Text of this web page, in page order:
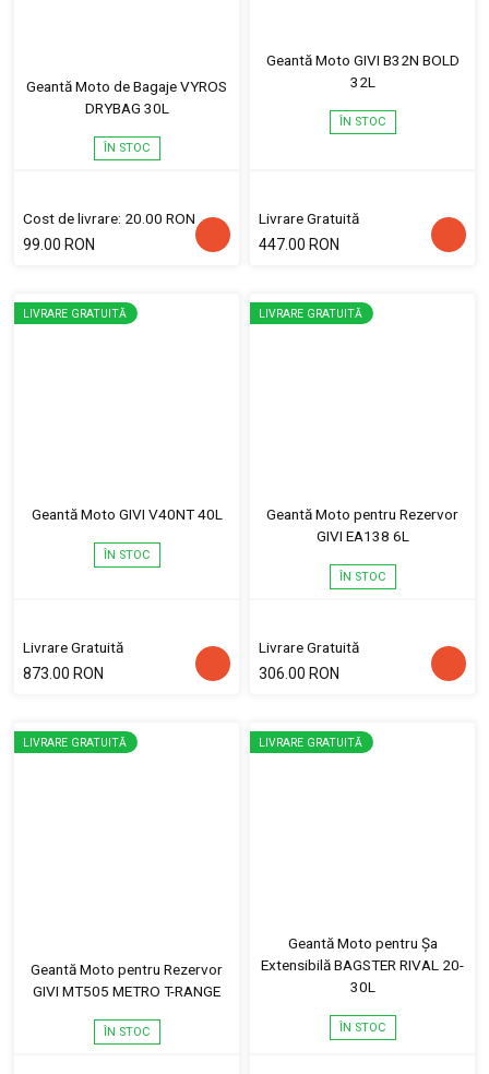
Geantă Moto de Bagaje VYROS
DRYBAG 30L
ÎN STOC
Cost de livrare: 20.00 RON
99.00 RON
Geantă Moto GIVI B32N BOLD
32L
ÎN STOC
Livrare Gratuită
447.00 RON
LIVRARE GRATUITĂ
Geantă Moto GIVI V40NT 40L
ÎN STOC
Livrare Gratuită
873.00 RON
LIVRARE GRATUITĂ
Geantă Moto pentru Rezervor
GIVI EA138 6L
ÎN STOC
Livrare Gratuită
306.00 RON
LIVRARE GRATUITĂ
Geantă Moto pentru Rezervor
GIVI MT505 METRO T-RANGE
ÎN STOC
LIVRARE GRATUITĂ
Geantă Moto pentru Șa
Extensibilă BAGSTER RIVAL 20-
30L
ÎN STOC